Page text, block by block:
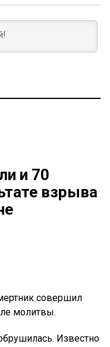
и 70
взрыва
совершил
молитвы.
Известно